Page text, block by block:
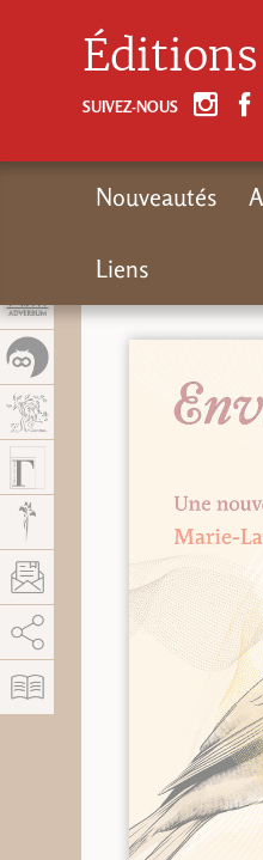
SUIVEZ-NOUS
Nouveautés
Liens
AddThis está deshabilitado.